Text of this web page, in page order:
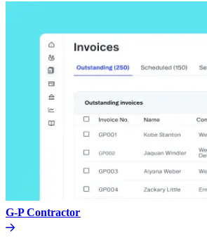
G-P Contractor​​